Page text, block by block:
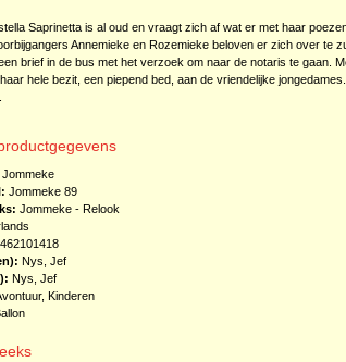
Saprinetta is al oud en vraagt zich af wat er met haar
Annemieke en Rozemieke beloven er zich over te
brief in de bus met het verzoek om naar de notaris te gaan.
hele bezit, een piepend bed, aan de vriendelijke
Jommeke
Jommeke89
Jommeke - Relook
Nys, Jef
Nys, Jef
, Kinderen